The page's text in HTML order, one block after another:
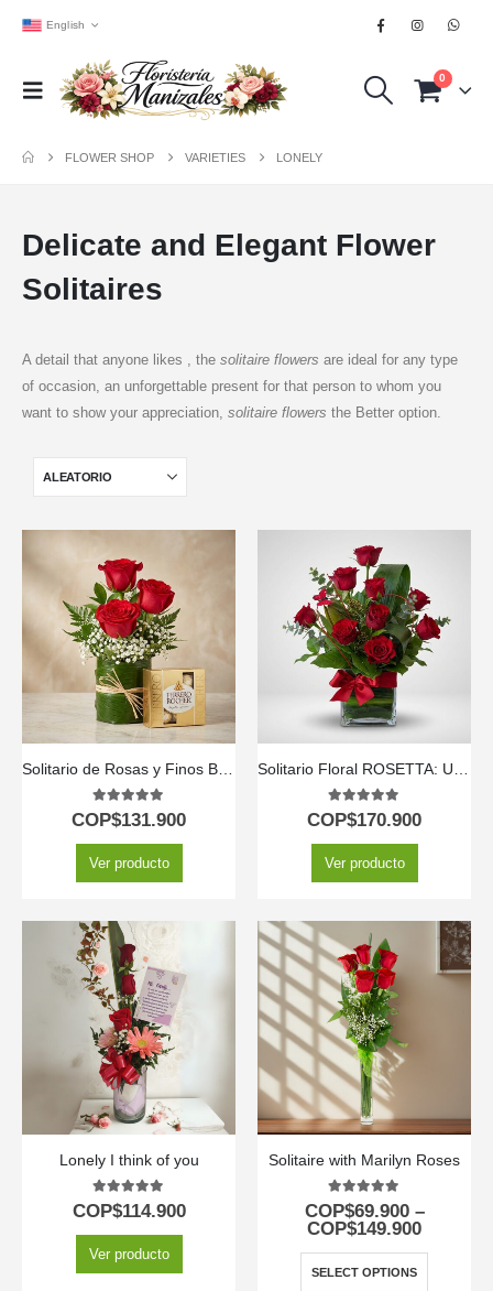
English
0
FLOWER SHOP VARIETIES LONELY
Delicate and Elegant Flower
Solitaires
A detail that anyone likes , the solitaire flowers are ideal for any type
of occasion, an unforgettable present for that person to whom you
want to show your appreciation, solitaire flowers the Better option.
Solitario de Rosas y Finos Bombones MADONNA 🌹
5.00out of 5
COP$131.900
Ver producto
Solitario Floral ROSETTA: Un Clásico de Seis Rosas Rojas 🌹
5.00out of 5
COP$170.900
Ver producto
Lonely I think of you
5.00out of 5
COP$114.900
Ver producto
Solitaire with Marilyn Roses
5.00out of 5
COP$69.900 –
COP$149.900
SELECT OPTIONS